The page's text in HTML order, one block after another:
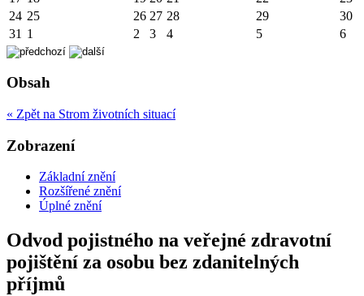
24 25 26 27 28 29
30
31 1 2 3 4 5 6
Obsah
« Zpět na Strom životních situací
Zobrazení
Základní znění
Rozšířené znění
Úplné znění
Odvod pojistného na veřejné zdravotní
pojištění za osobu bez zdanitelných
příjmů